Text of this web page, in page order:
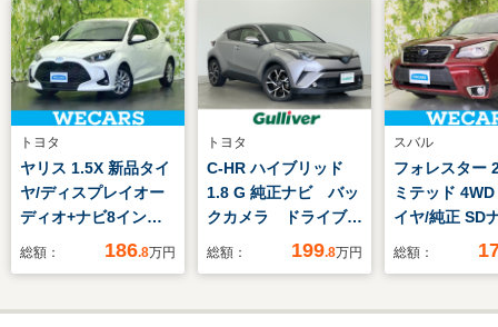
トヨタ
ヤリス 1.5X 新品タイ
ヤ/ディスプレイオー
ディオ+ナビ8インチ/
トヨタセーフティセン
コーダー 前後/ヘッド
総額： 186.8万円
トヨタ
C-HR ハイブリッド
1.8 G 純正ナビ バッ
クカメラ ドライブレ
コーダー ETC ハー
ドスポットモニター
総額： 199.8万円
スバル
フォレスター
ミテッド
イヤ/純正 SD
突安全装置/シ
ランプ
総額：